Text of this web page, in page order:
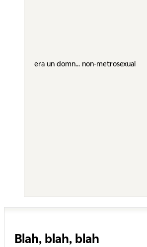
era un domn... non-metrosexual
Blah, blah, blah